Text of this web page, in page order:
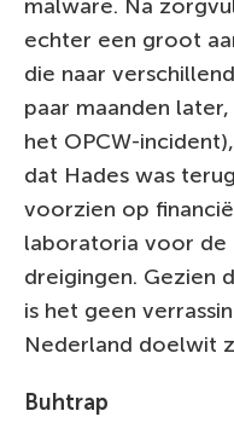
malware. Na
echter een groot
die naar
paar maanden
het OPCW-
dat Hades was
voorzien op
laboratoria voor de
dreigingen. Gezien
is het geen
Nederland doelwit
Buhtrap